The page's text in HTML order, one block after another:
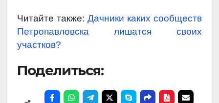
Читайте также: Дачники каких сообществ
Петропавловска лишатся своих
участков?
Поделиться: